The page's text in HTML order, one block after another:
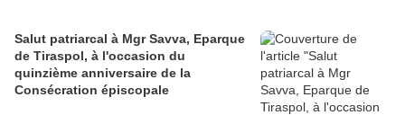
Salut patriarcal à Mgr Savva, Eparque
de Tiraspol, à l'occasion du
quinzième anniversaire de la
Consécration épiscopale